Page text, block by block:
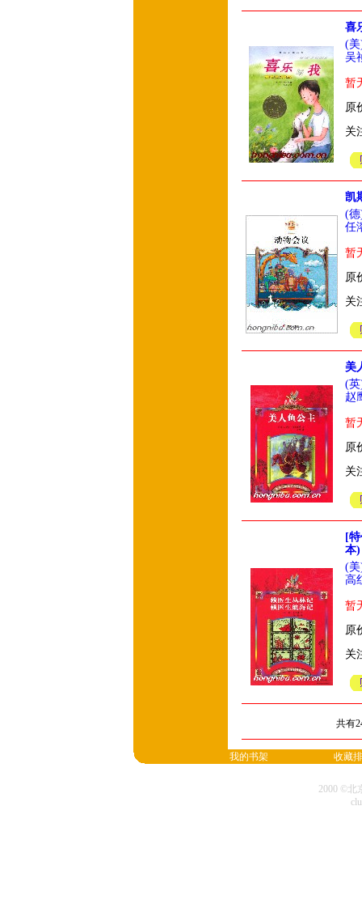
喜
(美
吴
暂
原
关
凯
(德
任
暂
原
关
美
(英
赵
暂
原
关
[
本)
(美
高
暂
原
关
共有
我的书架 收藏
2000 ©北